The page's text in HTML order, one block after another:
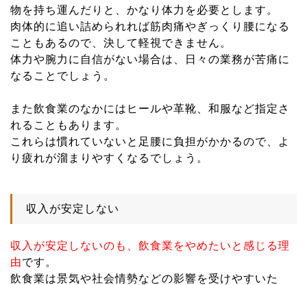
物を持ち運んだりと、かなり体力を必要とします。
肉体的に追い詰められれば筋肉痛やぎっくり腰になる
こともあるので、決して軽視できません。
体力や腕力に自信がない場合は、日々の業務が苦痛に
なることでしょう。
また飲食業のなかにはヒールや革靴、和服など指定さ
れることもあります。
これらは慣れていないと足腰に負担がかかるので、よ
り疲れが溜まりやすくなるでしょう。
収入が安定しない
収入が安定しないのも、飲食業をやめたいと感じる理
由です。
飲食業は景気や社会情勢などの影響を受けやすいた